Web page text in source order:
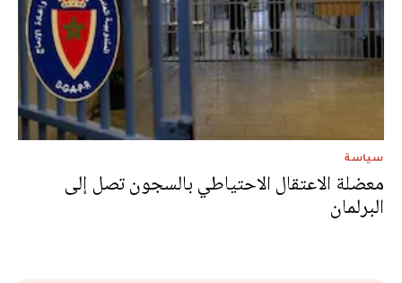
سياسة
معضلة الاعتقال الاحتياطي بالسجون تصل إلى
البرلمان